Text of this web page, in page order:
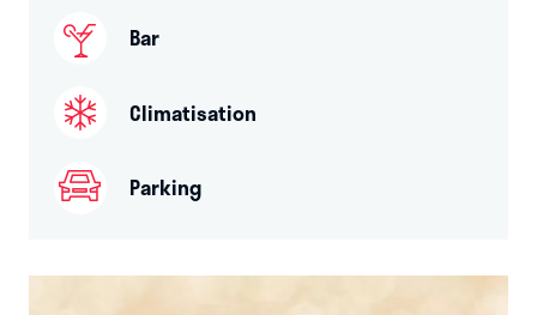
Bar
Climatisation
Parking